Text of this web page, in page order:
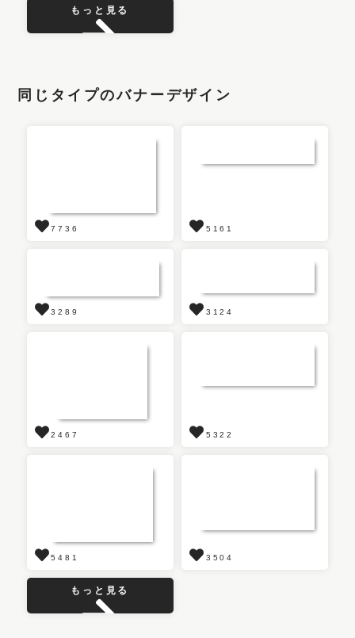
もっと見る
同じタイプのバナーデザイン
7736 5161
3289 3124
2467 5322
5481 3504
もっと見る